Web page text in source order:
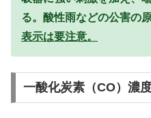
る。酸性雨などの公害の原
表示は要注意。
一酸化炭素（CO）濃